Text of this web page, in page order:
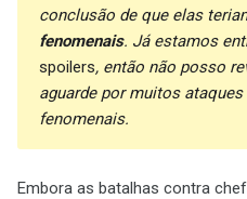
conclusão de que elas
fenomenais. Já estamos
spoilers, então não posso
aguarde por muitos
fenomenais.
Embora as batalhas contra